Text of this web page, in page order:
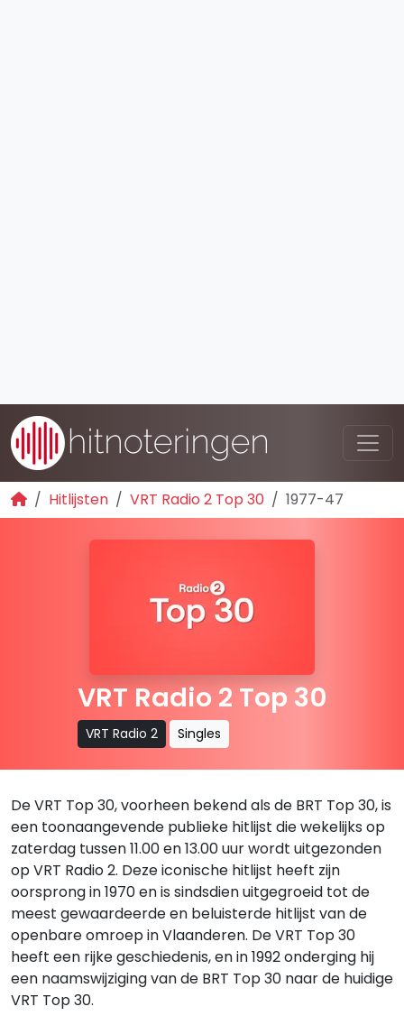
Hitlijsten VRT Radio 2 Top 30 1977-47
VRT Radio 2 Top 30
VRT Radio 2 Singles
De VRT Top 30, voorheen bekend als de BRT Top 30, is
een toonaangevende publieke hitlijst die wekelijks op
zaterdag tussen 11.00 en 13.00 uur wordt uitgezonden
op VRT Radio 2. Deze iconische hitlijst heeft zijn
oorsprong in 1970 en is sindsdien uitgegroeid tot de
meest gewaardeerde en beluisterde hitlijst van de
openbare omroep in Vlaanderen. De VRT Top 30
heeft een rijke geschiedenis, en in 1992 onderging hij
een naamswijziging van de BRT Top 30 naar de huidige
VRT Top 30.